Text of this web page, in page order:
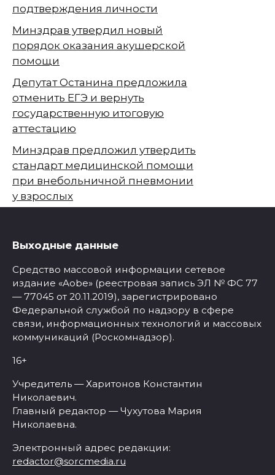
подтверждения личности
Минздрав утвердил новый
порядок оказания акушерской
помощи
Депутат Останина предложила
отменить ЕГЭ и вернуть
государственную итоговую
аттестацию
Минздрав предложил утвердить
стандарт медицинской помощи
при внебольничной пневмонии
у взрослых
Выходные данные
Средство массовой информации сетевое
издание «Aobe» (реестровая запись ЭЛ № ФС 77
— 77045 от 20.11.2019), зарегистрировано
Федеральной службой по надзору в сфере
связи, информационных технологий и массовых
коммуникаций (Роскомнадзор).
16+
Учредитель — Харитонов Константин
Николаевич.
Главный редактор — Чухутова Мария
Николаевна.
Электронный адрес редакции:
redactor@sorcmedia.ru